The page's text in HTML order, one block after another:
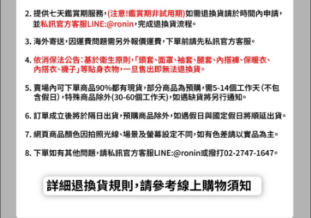
【注意事項】
１．透過由恩沛科技股份有限公司提供之「AFTEE先享後付」服務完成之交
易，需依本服務之必要範圍內提供個人資料，並將交易相關給付款項請求債
２．關於個人資料處理事宜，請瀏覽以下網址：
https://aftee.tw/terms/#terms3
３．未成年的使用者請事先徵得法定代理人或監護人之同意方可使用
「AFTEE先享後付」，若未經同意申辦者引起之損失，本公司不負相關責
任。
時審查核予不同之上限額度；若仍有額度不足之情形，本公司將視審查結果
請求用戶進行身份認證。
恩沛科技股份有限公司將有權停止該用戶之使用額度並採取法律行動。
每筆NT$60，滿NT$1,200(含以上)免運費
每筆NT$200，滿NT$2,000(含以上)免運費
貨到付款（門市自取請勿下單，請聯繫客服）
每筆NT$200，滿NT$3,000(含以上)免運費